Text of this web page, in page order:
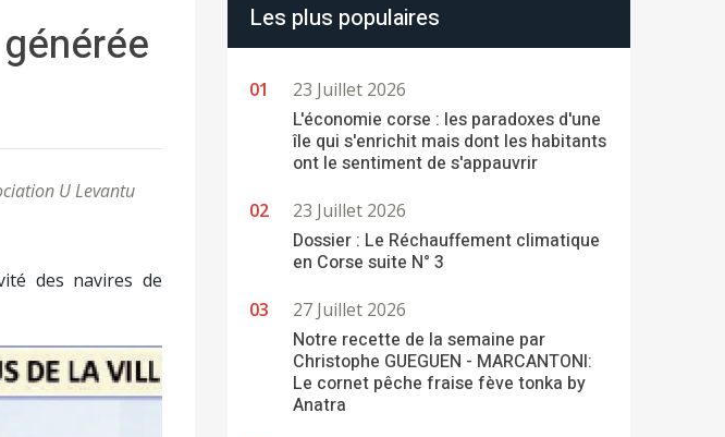
U Levantu
des navires de
Les plus populaires
23 Juillet 2026
L'économie corse : les paradoxes d'une
île qui s'enrichit mais dont les habitants
ont le sentiment de s'appauvrir
23 Juillet 2026
Dossier : Le Réchauffement climatique
en Corse suite N° 3
27 Juillet 2026
Notre recette de la semaine par
Christophe GUEGUEN - MARCANTONI:
Le cornet pêche fraise fève tonka by
Anatra